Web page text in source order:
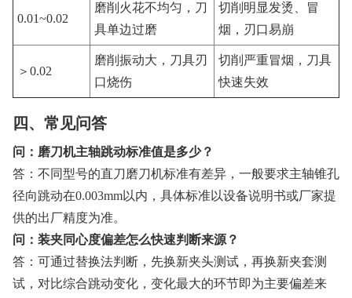
0.01~0.02
磨削火花不均匀，刀
具单边过磨
切削明显发烫、冒
烟，刃口易崩
＞0.02
磨削振动大，刀具刃
口烧伤
切削严重冒烟，刀具
快速失效
四、常见问答
问：磨刀机主轴跳动标准值是多少？
答：不同型号的直刀磨刀机标准有差异，一般要求主轴锥孔
径向跳动在0.003mm以内，具体标准以设备说明书或厂家提
供的出厂精度为准。
问：装夹同心度偏差怎么快速判断来源？
答：可通过替换法判断，先换新夹头测试，再换新夹套测
试，对比综合跳动变化，变化最大的环节即为主要偏差来